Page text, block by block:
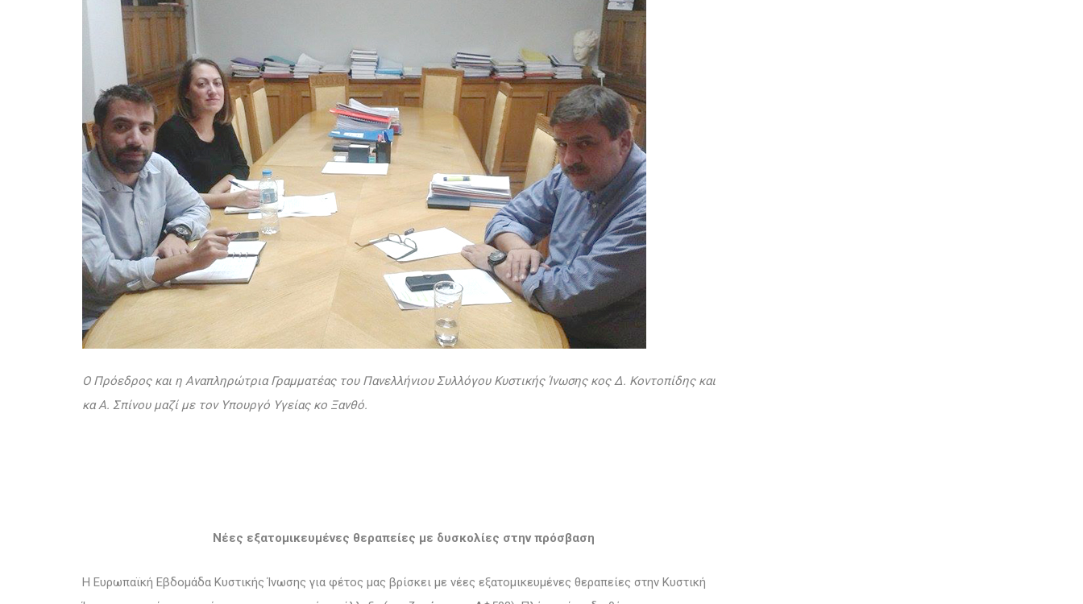
Ο Πρόεδρος και η Αναπληρώτρια Γραμματέας του Πανελλήνιου Συλλόγου Κυστικής Ίνωσης κος Δ. Κοντοπίδης και
κα Α. Σπίνου μαζί με τον Υπουργό Υγείας κο Ξανθό.
Νέες εξατομικευμένες θεραπείες με δυσκολίες στην πρόσβαση
Η Ευρωπαϊκή Εβδομάδα Κυστικής Ίνωσης για φέτος μας βρίσκει με νέες εξατομικευμένες θεραπείες στην Κυστική